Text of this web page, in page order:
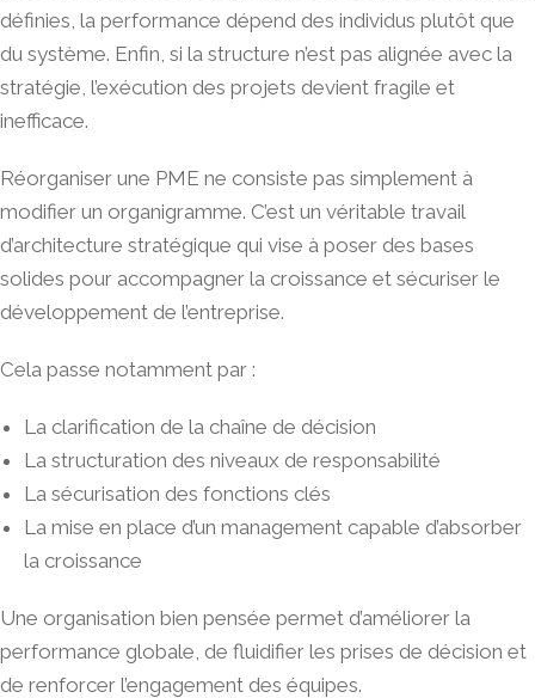
définies, la performance dépend des individus plutôt que
du système. Enfin, si la structure n’est pas alignée avec la
stratégie, l’exécution des projets devient fragile et
inefficace.
Réorganiser une PME ne consiste pas simplement à
modifier un organigramme. C’est un véritable travail
d’architecture stratégique qui vise à poser des bases
solides pour accompagner la croissance et sécuriser le
développement de l’entreprise.
Cela passe notamment par :
La clarification de la chaîne de décision
La structuration des niveaux de responsabilité
La sécurisation des fonctions clés
La mise en place d’un management capable d’absorber
la croissance
Une organisation bien pensée permet d’améliorer la
performance globale, de fluidifier les prises de décision et
de renforcer l’engagement des équipes.